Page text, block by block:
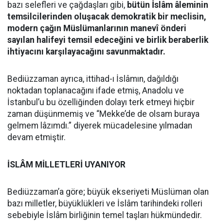
bazı selefleri ve çağdaşları gibi, bütün İslâm âleminin
temsilcilerinden oluşacak demokratik bir meclisin,
modern çağın Müslümanlarının manevî önderi
sayılan halifeyi temsil edeceğini ve birlik beraberlik
ihtiyacını karşılayacağını savunmaktadır.
Bediüzzaman ayrıca, ittihad-ı İslâmın, dağıldığı
noktadan toplanacağını ifade etmiş, Anadolu ve
İstanbul’u bu özelliğinden dolayı terk etmeyi hiçbir
zaman düşünmemiş ve “Mekke’de de olsam buraya
gelmem lâzımdı.” diyerek mücadelesine yılmadan
devam etmiştir.
İSLÂM MİLLETLERİ UYANIYOR
Bediüzzaman’a göre; büyük ekseriyeti Müslüman olan
bazı milletler, büyüklükleri ve İslâm tarihindeki rolleri
sebebiyle İslâm birliğinin temel taşları hükmündedir.